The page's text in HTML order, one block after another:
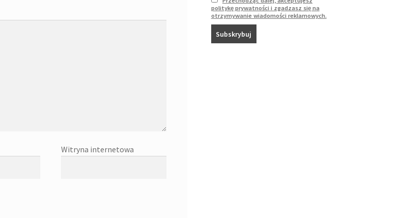
Witryna internetowa
politykę prywatności i zgadzasz się na
otrzymywanie wiadomości reklamowych.